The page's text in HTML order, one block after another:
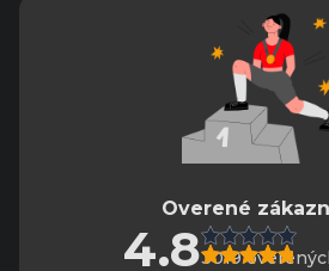
Overené
4.83019